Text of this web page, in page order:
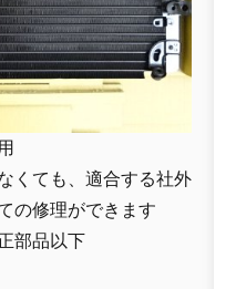
くても、適合する社外
の修理ができます
部品以下